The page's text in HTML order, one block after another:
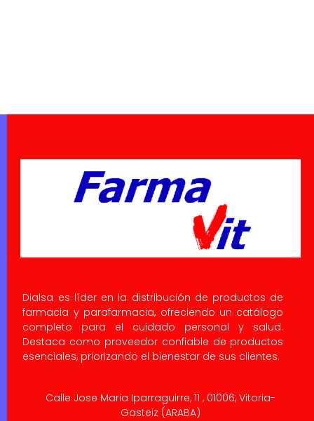
Dialsa es líder en la distribución de productos de
farmacia y parafarmacia, ofreciendo un catálogo
completo para el cuidado personal y salud.
Destaca como proveedor confiable de productos
esenciales, priorizando el bienestar de sus clientes.
Calle Jose Maria Iparraguirre, 11 , 01006, Vitoria-
Gasteiz (ARABA)